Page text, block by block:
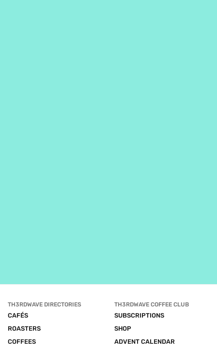
TH3RDWAVE DIRECTORIES
CAFÉS
ROASTERS
COFFEES
TH3RDWAVE COFFEE CLUB
SUBSCRIPTIONS
SHOP
ADVENT CALENDAR